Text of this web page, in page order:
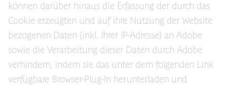
können darüber hinaus die Erfassung der durch das
Cookie erzeugten und auf ihre Nutzung der Website
bezogenen Daten (inkl. Ihrer IP-Adresse) an Adobe
sowie die Verarbeitung dieser Daten durch Adobe
verhindern, indem sie das unter dem folgenden Link
verfügbare Browser-Plug-In herunterladen und